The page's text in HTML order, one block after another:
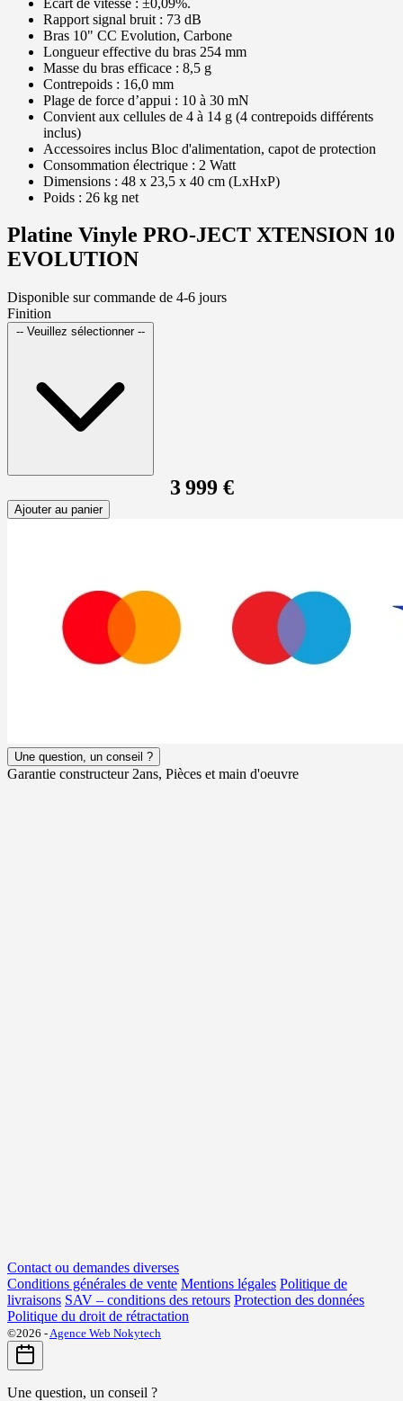
Rapport signal bruit : 73 dB
Bras 10" CC Evolution, Carbone
Longueur effective du bras 254 mm
Masse du bras efficace : 8,5 g
Contrepoids : 16,0 mm
Plage de force d’appui : 10 à 30 mN
Convient aux cellules de 4 à 14 g (4 contrepoids différents
inclus)
Accessoires inclus Bloc d'alimentation, capot de protection
Consommation électrique : 2 Watt
Dimensions : 48 x 23,5 x 40 cm (LxHxP)
Poids : 26 kg net
Platine Vinyle PRO-JECT XTENSION 10
EVOLUTION
Disponible sur commande de 4-6 jours
Finition
-- Veuillez sélectionner --
3 999 €
Ajouter au panier
Une question, un conseil ?
Garantie constructeur 2ans, Pièces et main d'oeuvre
Contact ou demandes diverses
Conditions générales de vente Mentions légales Politique de
livraisons SAV – conditions des retours Protection des données
Politique du droit de rétractation
©2026 -Agence Web Nokytech
Une question, un conseil ?